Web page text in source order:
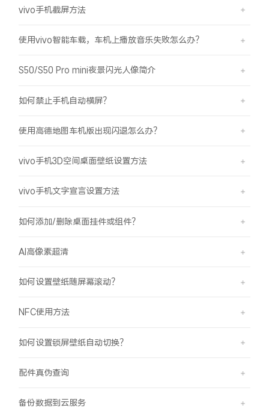
vivo手机截屏方法
使用vivo智能车载，车机上播放音乐失败怎么办？
S50/S50 Pro mini夜景闪光人像简介
如何禁止手机自动横屏？
使用高德地图车机版出现闪退怎么办？
vivo手机3D空间桌面壁纸设置方法
vivo手机文字宣言设置方法
如何添加/删除桌面挂件或组件？
AI高像素超清
如何设置壁纸随屏幕滚动？
NFC使用方法
如何设置锁屏壁纸自动切换？
配件真伪查询
备份数据到云服务